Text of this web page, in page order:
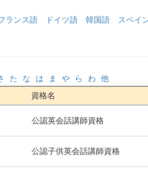
ランス語 ドイツ語 韓国語
スペイ
た な は ま や ら わ
他
資格名
公認英会話講師資格
公認子供英会話講師資格